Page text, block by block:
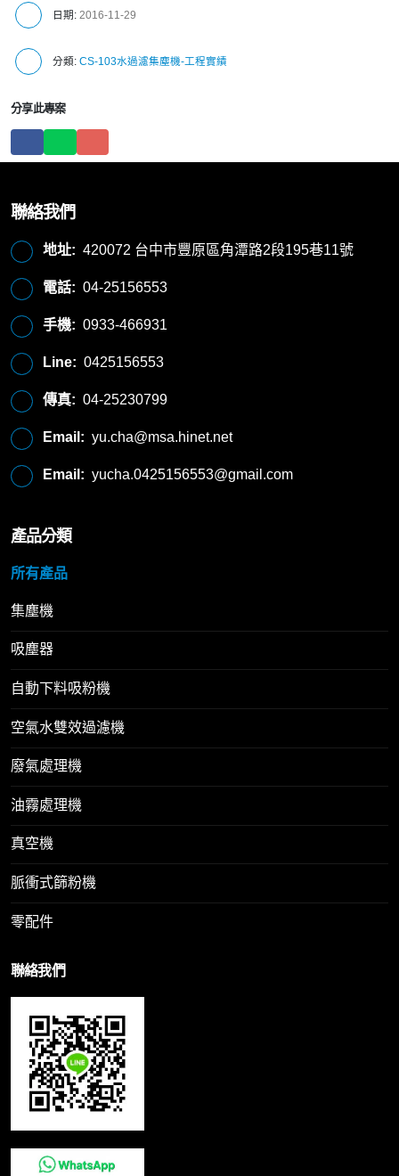
日期: 2016-11-29
分類: CS-103水過濾集塵機-工程實績
分享此專案
聯絡我們
地址: 420072 台中市豐原區角潭路2段195巷11號
電話: 04-25156553
手機: 0933-466931
Line: 0425156553
傳真: 04-25230799
Email: yu.cha@msa.hinet.net
Email: yucha.0425156553@gmail.com
產品分類
所有產品
集塵機
吸塵器
自動下料吸粉機
空氣水雙效過濾機
廢氣處理機
油霧處理機
真空機
脈衝式篩粉機
零配件
聯絡我們